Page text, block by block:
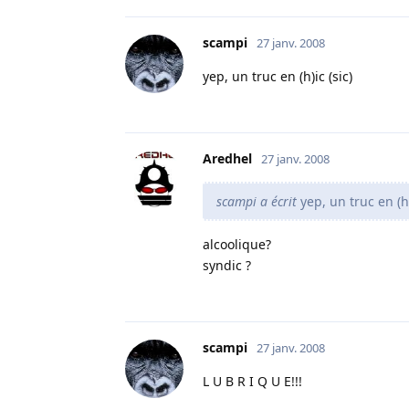
scampi 27 janv. 2008
yep, un truc en (h)ic (sic)
Aredhel 27 janv. 2008
scampi a écrit yep, un truc en
alcoolique?
syndic ?
scampi 27 janv. 2008
L U B R I Q U E!!!